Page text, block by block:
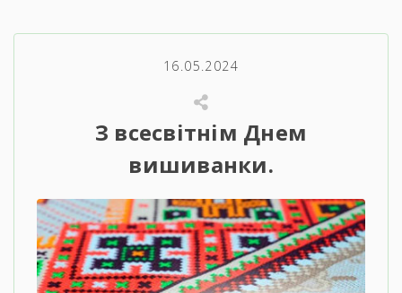
16.05.2024
З всесвітнім Днем
вишиванки.